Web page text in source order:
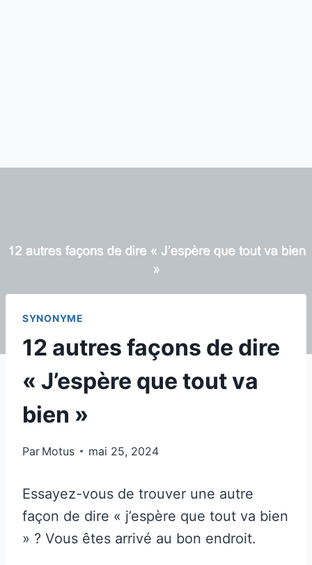
SYNONYME
12 autres façons de dire
« J’espère que tout va
bien »
Par Motus mai 25, 2024
Essayez-vous de trouver une autre
façon de dire « j’espère que tout va bien
» ? Vous êtes arrivé au bon endroit.